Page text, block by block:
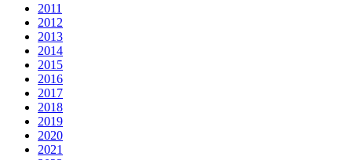
2011
2012
2013
2014
2015
2016
2017
2018
2019
2020
2021